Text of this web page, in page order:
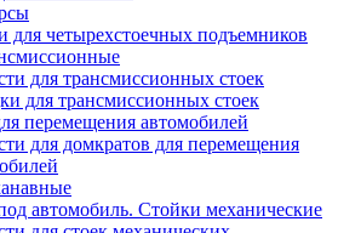
для четырехстоечных подъемников
для трансмиссионных стоек
для трансмиссионных стоек
перемещения автомобилей
для домкратов для перемещения
автомобиль. Стойки механические